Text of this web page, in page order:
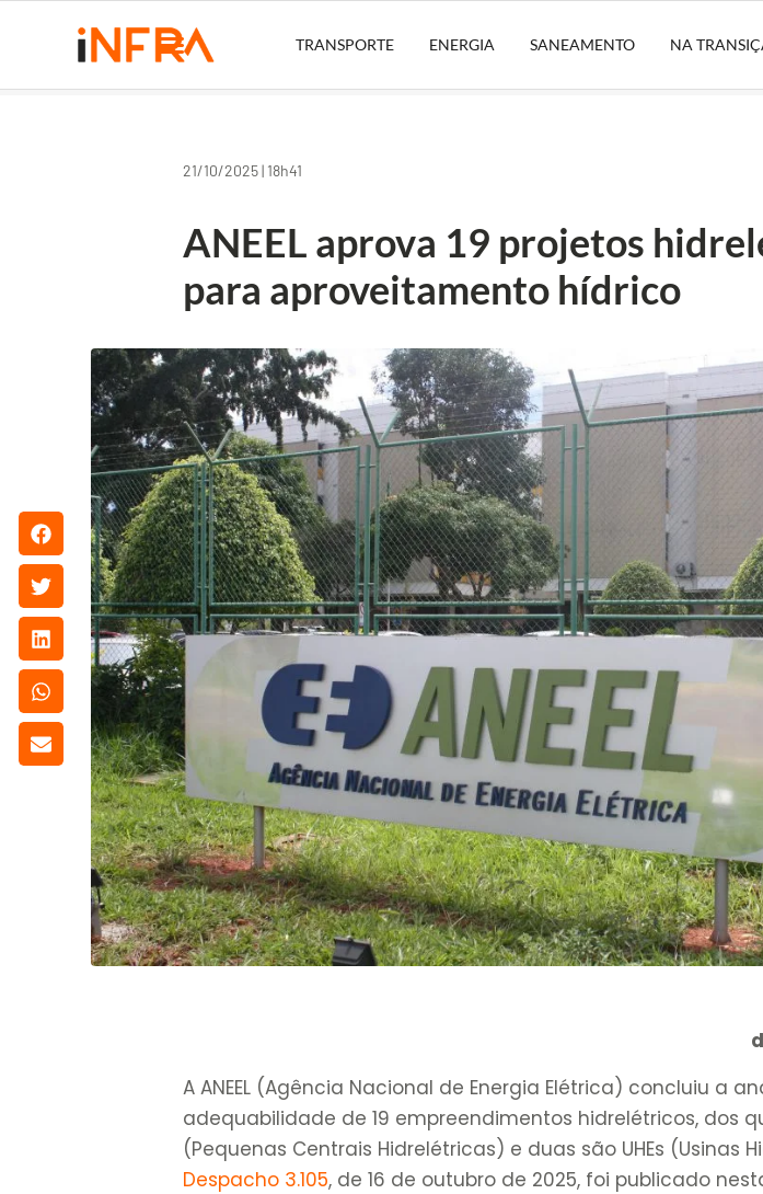
TRANSPORTE ENERGIA SANEAMENTO NA
21/10/2025 | 18h41
ANEEL aprova 19 projetos
para aproveitamento hídrico
A ANEEL (Agência Nacional de Energia Elétrica) concluiu a
adequabilidade de 19 empreendimentos hidrelétricos, dos
(Pequenas Centrais Hidrelétricas) e duas são UHEs (Usinas
Despacho 3.105, de 16 de outubro de 2025, foi publicado